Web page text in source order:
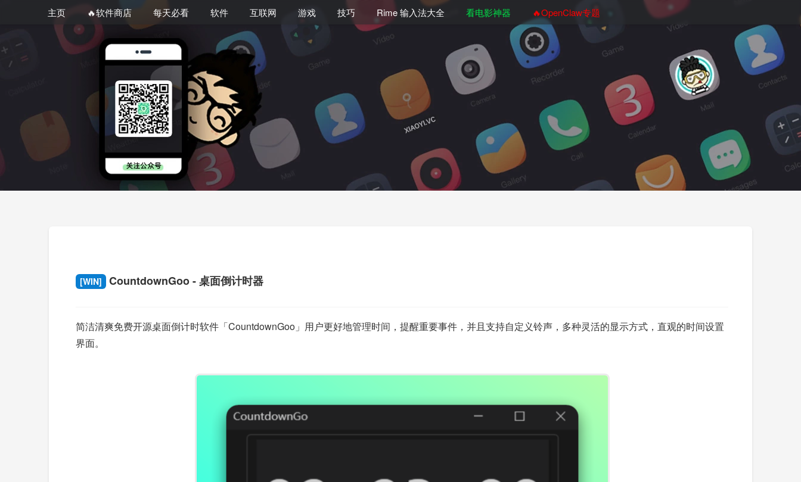
主页 🔥软件商店 每天必看 软件 互联网 游戏 技巧 Rime 输入法大全 看电影神器 🔥OpenClaw专题
[WIN] CountdownGoo - 桌面倒计时器
简洁清爽免费开源桌面倒计时软件「CountdownGoo」用户更好地管理时间，提醒重要事件，并且支持自定义铃声，多种灵活的显示方式，直观的时间设置
界面。